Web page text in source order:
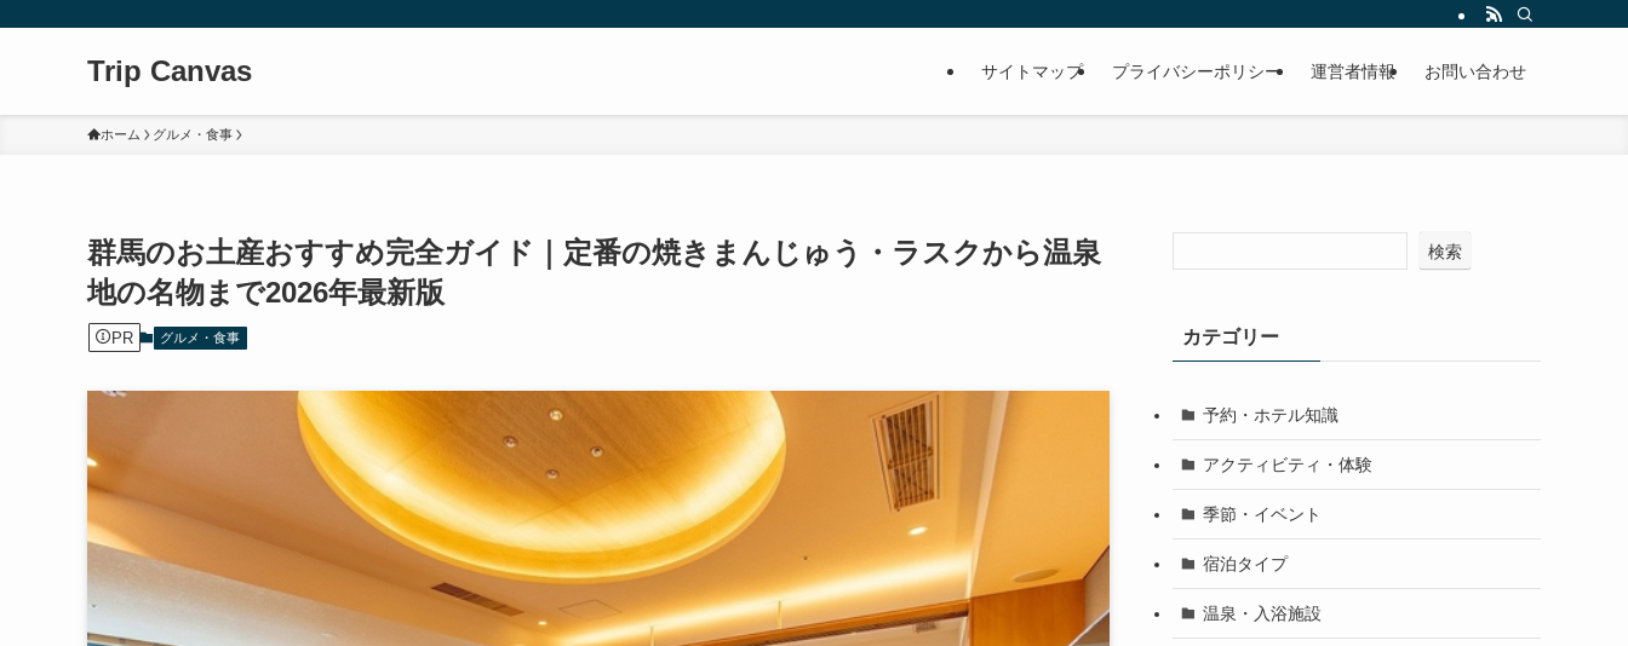
Trip Canvas サイトマップ プライバシーポリシー 運営者情報 お問い合わせ
ホーム グルメ・食事
群馬のお土産おすすめ完全ガイド｜定番の焼きまんじゅう・ラスクから温泉
地の名物まで2026年最新版
PR グルメ・食事
検索
カテゴリー
予約・ホテル知識
アクティビティ・体験
季節・イベント
宿泊タイプ
温泉・入浴施設